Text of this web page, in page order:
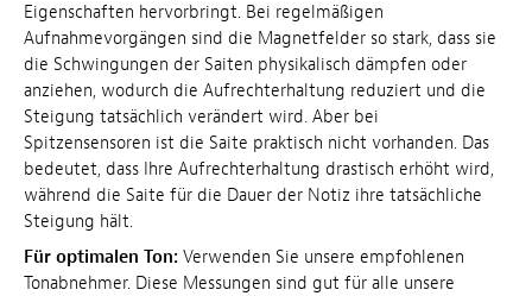
Eigenschaften hervorbringt. Bei regelmäßigen
Aufnahmevorgängen sind die Magnetfelder so stark, dass sie
die Schwingungen der Saiten physikalisch dämpfen oder
anziehen, wodurch die Aufrechterhaltung reduziert und die
Steigung tatsächlich verändert wird. Aber bei
Spitzensensoren ist die Saite praktisch nicht vorhanden. Das
bedeutet, dass Ihre Aufrechterhaltung drastisch erhöht wird,
während die Saite für die Dauer der Notiz ihre tatsächliche
Steigung hält.
Für optimalen Ton: Verwenden Sie unsere empfohlenen
Tonabnehmer. Diese Messungen sind gut für alle unsere